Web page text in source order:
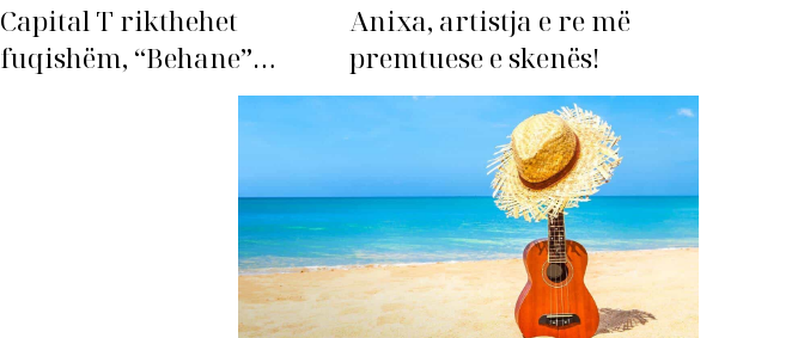
Capital T rikthehet
fuqishëm, “Behane”
premton të bëhet fiksimi i
Anixa, artistja e re më
premtuese e skenës!